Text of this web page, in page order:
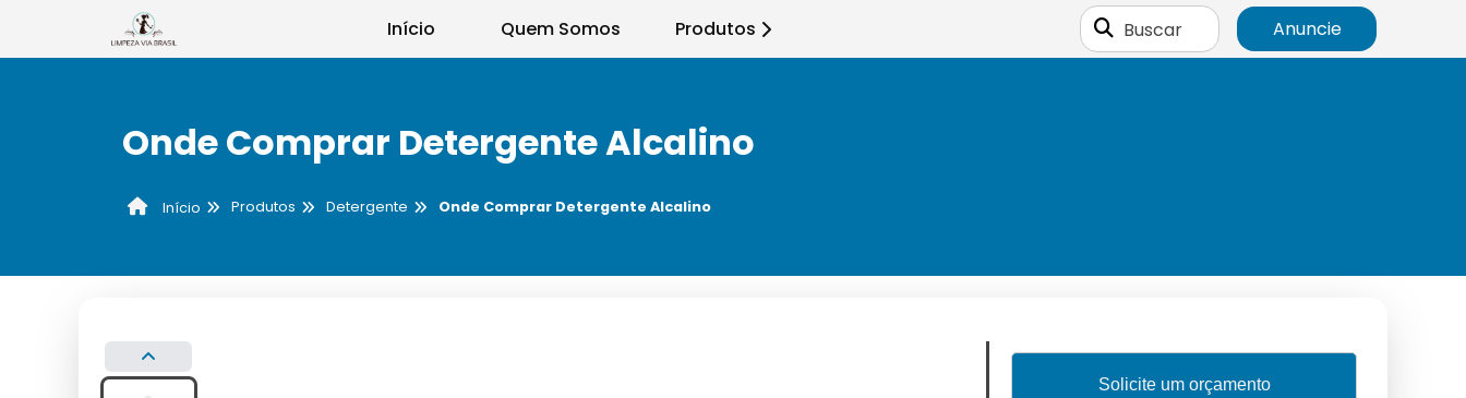
Início Quem Somos Produtos Buscar Anuncie
Onde Comprar Detergente Alcalino
Início Produtos Detergente Onde Comprar Detergente Alcalino
Solicite um orçamento